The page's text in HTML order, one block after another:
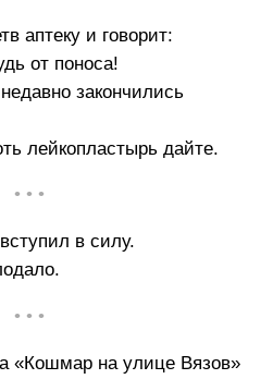
аптеку и говорит:
от поноса!
закончились
лейкопластырь дайте.
• • •
в силу.
• • •
«Кошмар на улице Вязов»